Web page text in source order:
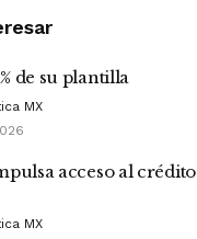
de su plantilla
MX
acceso al crédito
MX